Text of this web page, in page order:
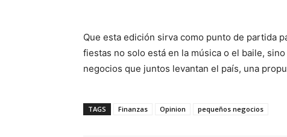
Que esta edición sirva como punto de partida
fiestas no solo está en la música o el baile,
negocios que juntos levantan el país, una
TAGS Finanzas Opinion pequeños negocios